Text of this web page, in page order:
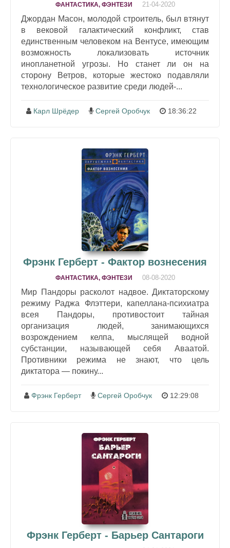
ФАНТАСТИКА, ФЭНТЕЗИ 21-04-2020
Джордан Масон, молодой строитель, был втянут
в вековой галактический конфликт, став
единственным человеком на Вентусе, имеющим
возможность локализовать источник
инопланетной угрозы. Но станет ли он на
сторону Ветров, которые жестоко подавляли
технологическое развитие среди людей-...
Карл Шрёдер Сергей Оробчук 18:36:22
Фрэнк Герберт - Фактор вознесения
ФАНТАСТИКА, ФЭНТЕЗИ 08-08-2020
Мир Пандоры расколот надвое. Диктаторскому
режиму Раджа Флэттери, капеллана-психиатра
всея Пандоры, противостоит тайная
организация людей, занимающихся
возрождением келпа, мыслящей водной
субстанции, называющей себя Аваатой.
Противники режима не знают, что цель
диктатора — покину...
Фрэнк Герберт Сергей Оробчук 12:29:08
Фрэнк Герберт - Барьер Сантароги